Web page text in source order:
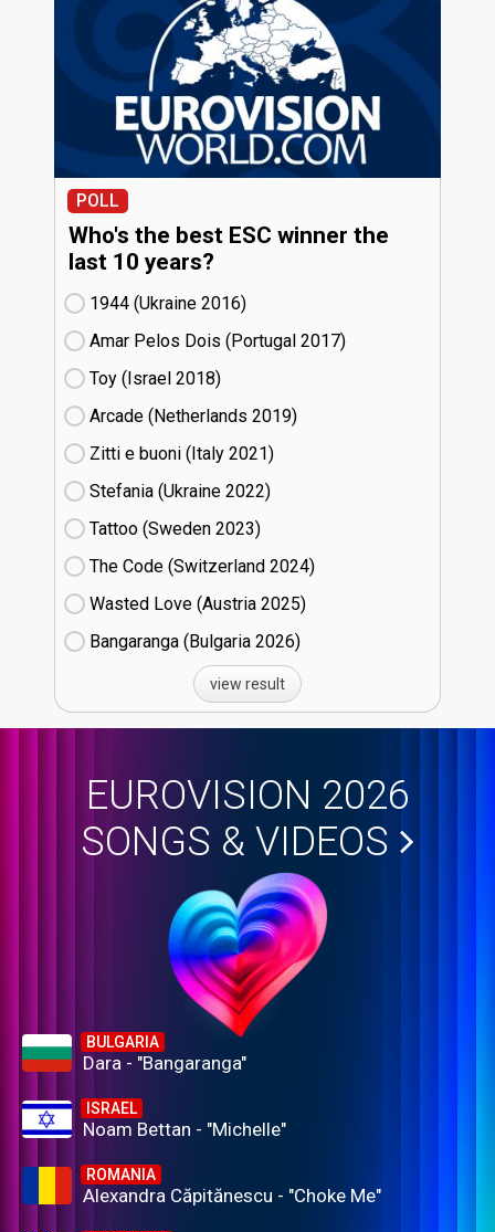
POLL
Who's the best ESC winner the
last 10 years?
1944 (Ukraine
16)
Amar Pelos Dois (Portugal
17)
Toy (Israel
18)
Arcade (Netherlands
19)
Zitti e buoni​ (Italy
21)
Stefania (Ukraine
22)
Tattoo (Sweden
23)
The Code (Switzerland
24)
Wasted Love (Austria
25)
Bangaranga (Bulgaria
26)
view result
EUROVISION 2026
SONGS & VIDEOS
BULGARIA
Dara - "Bangaranga"
ISRAEL
Noam Bettan - "Michelle"
ROMANIA
Alexandra Căpitănescu - "Choke Me"